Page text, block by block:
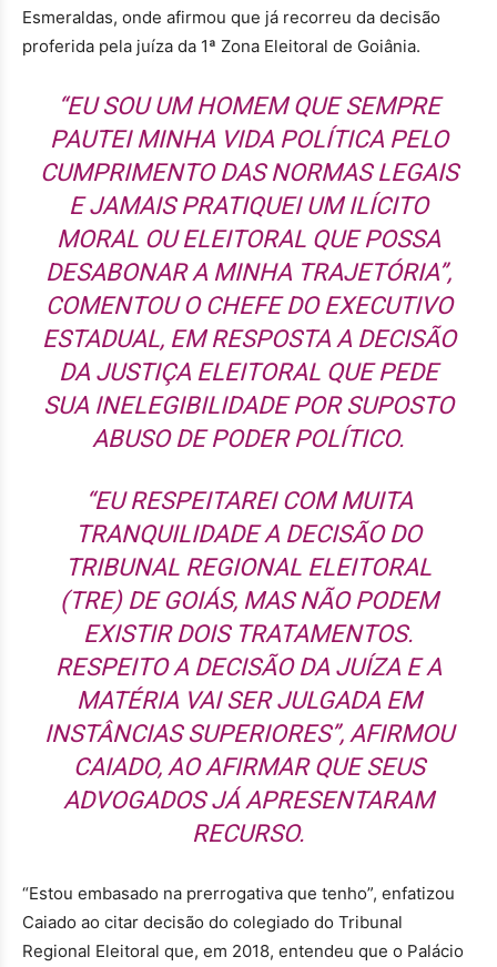
Esmeraldas, onde afirmou que já recorreu da decisão
proferida pela juíza da 1ª Zona Eleitoral de Goiânia.
“EU SOU UM HOMEM QUE SEMPRE
PAUTEI MINHA VIDA POLÍTICA PELO
CUMPRIMENTO DAS NORMAS LEGAIS
E JAMAIS PRATIQUEI UM ILÍCITO
MORAL OU ELEITORAL QUE POSSA
DESABONAR A MINHA TRAJETÓRIA”,
COMENTOU O CHEFE DO EXECUTIVO
ESTADUAL, EM RESPOSTA A DECISÃO
DA JUSTIÇA ELEITORAL QUE PEDE
SUA INELEGIBILIDADE POR SUPOSTO
ABUSO DE PODER POLÍTICO.
“EU RESPEITAREI COM MUITA
TRANQUILIDADE A DECISÃO DO
TRIBUNAL REGIONAL ELEITORAL
(TRE) DE GOIÁS, MAS NÃO PODEM
EXISTIR DOIS TRATAMENTOS.
RESPEITO A DECISÃO DA JUÍZA E A
MATÉRIA VAI SER JULGADA EM
INSTÂNCIAS SUPERIORES”, AFIRMOU
CAIADO, AO AFIRMAR QUE SEUS
ADVOGADOS JÁ APRESENTARAM
RECURSO.
“Estou embasado na prerrogativa que tenho”, enfatizou
Caiado ao citar decisão do colegiado do Tribunal
Regional Eleitoral que, em 2018, entendeu que o Palácio